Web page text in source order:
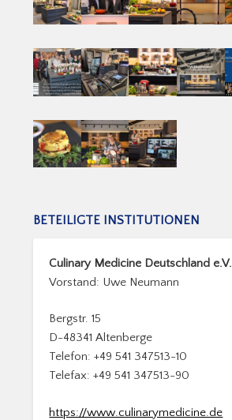
BETEILIGTE INSTITUTIONEN
Culinary Medicine Deutschland e.V.
Vorstand: Uwe Neumann
Bergstr. 15
D-48341 Altenberge
Telefon: +49 541 347513-10
Telefax: +49 541 347513-90
https://www.culinarymedicine.de